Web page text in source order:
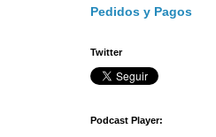
Pedidos y Pagos
Twitter
Podcast Player: